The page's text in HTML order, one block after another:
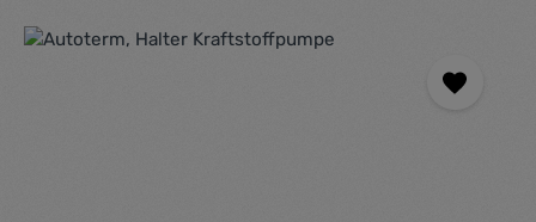
Bildergalerie überspringen